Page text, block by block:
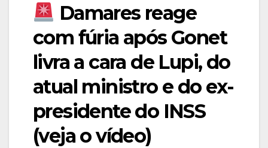
Damares reage
com fúria após Gonet
livra a cara de Lupi, do
atual ministro e do ex-
presidente do INSS
(veja o vídeo)